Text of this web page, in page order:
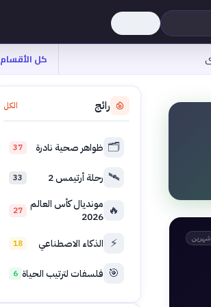
كل الأقسام
رائج الكل
🗂️ ظواهر صحية نادرة 37
🛰️ رحلة أرتيمس 2 33
🔥 مونديال كأس العالم
2026
27
⚡ الذكاء الاصطناعي 18
🎯 فلسفات لترتيب الحياة 6